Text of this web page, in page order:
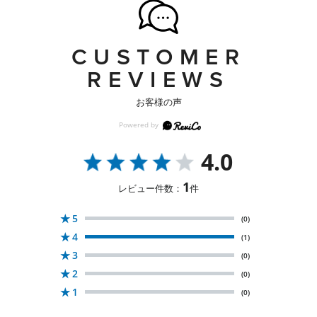
CUSTOMER
REVIEWS
お客様の声
4.0
レビュー件数： 1件
★5 (0)
★4 (1)
★3 (0)
★2 (0)
★ 1 (0)